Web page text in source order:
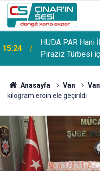
15:24
HÜDA PAR Hani
Piraziz Türbesi
bırakılmamalı
Anasayfa Van Van
kilogram eroin ele geçirildi